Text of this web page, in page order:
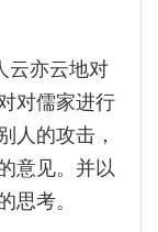
云亦云地对
对儒家进行
人的攻击，
意见。并以
考。